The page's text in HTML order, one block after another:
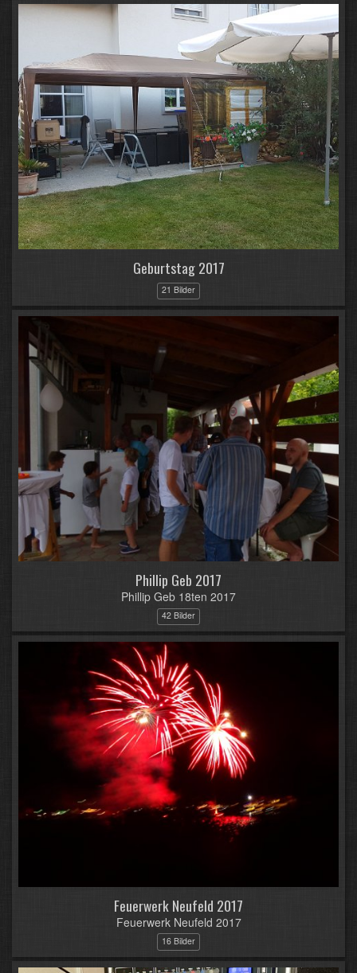
Geburtstag 2017
21 Bilder
Phillip Geb 2017
Phillip Geb 18ten 2017
42 Bilder
Feuerwerk Neufeld 2017
Feuerwerk Neufeld 2017
16 Bilder